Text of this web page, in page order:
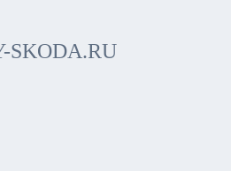
SKODA.RU